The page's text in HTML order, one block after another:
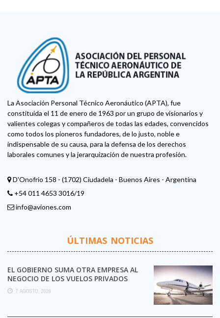
La Asociación Personal Técnico Aeronáutico (APTA), fue
constituida el 11 de enero de 1963 por un grupo de visionarios y
valientes colegas y compañeros de todas las edades, convencidos
como todos los pioneros fundadores, de lo justo, noble e
indispensable de su causa, para la defensa de los derechos
laborales comunes y la jerarquización de nuestra profesión.
D'Onofrio 158 - (1702) Ciudadela - Buenos Aires - Argentina
+54 011 4653 3016/19
info@aviones.com
ÚLTIMAS NOTICIAS
EL GOBIERNO SUMA OTRA EMPRESA AL
NEGOCIO DE LOS VUELOS PRIVADOS
7 AGOSTO, 2026